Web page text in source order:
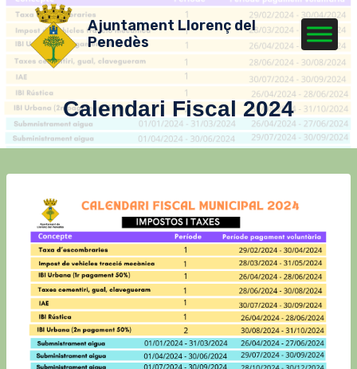
Vés
contingut
Ajuntament Llorenç del
Penedès
Calendari Fiscal 2024